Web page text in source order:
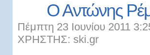
O Aντώνης
Πέμπτη 23 Ιουνίου 2011
ΧΡΗΣΤΗΣ: ski.gr